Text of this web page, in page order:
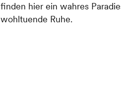
finden hier ein wahres
wohltuende Ruhe.